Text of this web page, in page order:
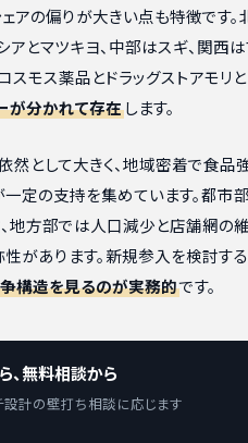
アの偏りが大きい点も特徴です。
とマツキヨ、中部はスギ、関西
スモス薬品とドラッグストアモリ
が分かれて存在します。
然として大きく、地域密着で食品
定の支持を集めています。都市
地方部では人口減少と店舗網の
があります。新規参入を検討す
構造を見るのが実務的です。
、無料相談から
計の壁打ち相談に応じます